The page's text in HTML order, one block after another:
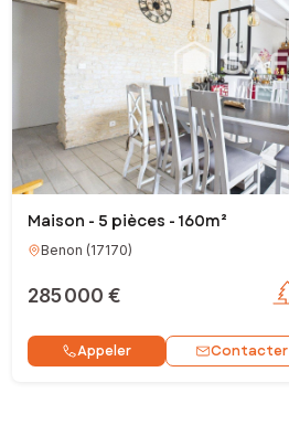
Maison - 5 pièces - 160m²
Benon (17170)
285 000 €
Appeler Contacter